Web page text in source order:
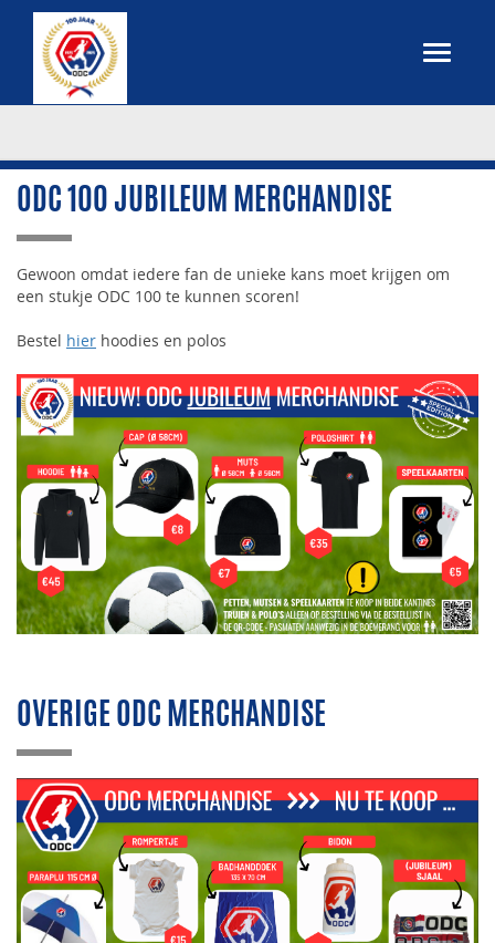
ODC 100 JUBILEUM MERCHANDISE
Gewoon omdat iedere fan de unieke kans moet krijgen om
een stukje ODC 100 te kunnen scoren!
Bestel hier hoodies en polos
OVERIGE ODC MERCHANDISE